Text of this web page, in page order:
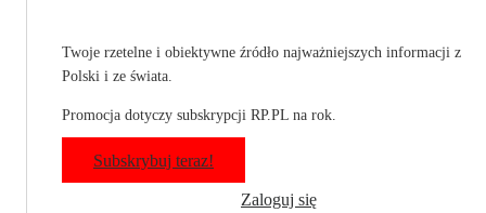
Twoje rzetelne i obiektywne źródło najważniejszych informacji z
Polski i ze świata.
Promocja dotyczy subskrypcji RP.PL na rok.
Subskrybuj teraz!
Zaloguj się